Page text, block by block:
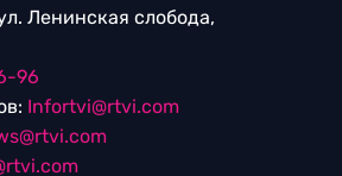
Ленинская слобода,
96
Infortvi@rtvi.com